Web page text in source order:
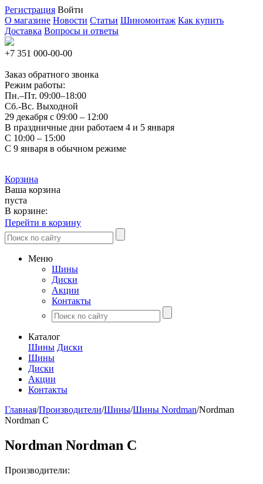
Регистрация Войти
О магазине Новости Статьи Шиномонтаж Как купить
Доставка Вопросы и ответы
+7 351 000-00-00
Заказ обратного звонка
Режим работы:
Пн.–Пт. 09:00–18:00
Сб.-Вс. Выходной
29 декабря с 09:00 – 12:00
В праздничные дни работаем 4 и 5 января
С 10:00 – 15:00
С 9 января в обычном режиме
Корзина
Ваша корзина
пуста
В корзине:
Перейти в корзину
Меню
Шины
Диски
Акции
Контакты
Каталог
Шины Диски
Шины
Диски
Акции
Контакты
Главная/Производители/Шины/Шины Nordman/Nordman
Nordman C
Nordman Nordman C
Производители: